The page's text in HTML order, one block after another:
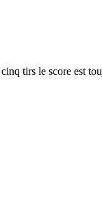
tirs le score est